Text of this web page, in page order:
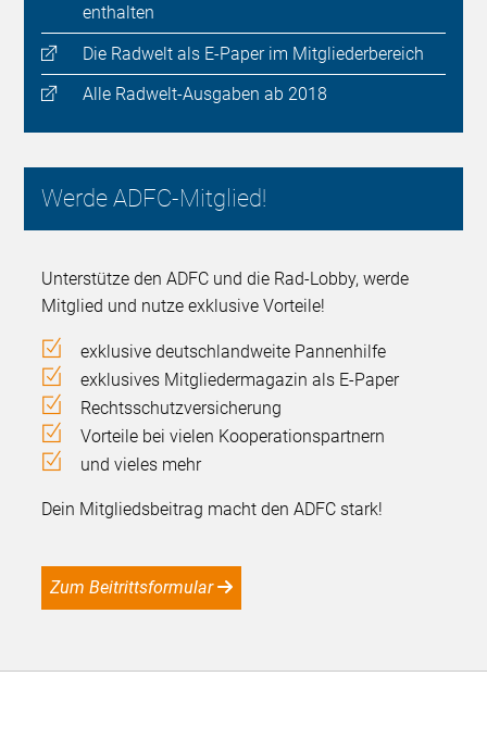
enthalten
Die Radwelt als E-Paper im Mitgliederbereich
Alle Radwelt-Ausgaben ab 2018
Werde ADFC-Mitglied!
Unterstütze den ADFC und die Rad-Lobby, werde
Mitglied und nutze exklusive Vorteile!
exklusive deutschlandweite Pannenhilfe
exklusives Mitgliedermagazin als E-Paper
Rechtsschutzversicherung
Vorteile bei vielen Kooperationspartnern
und vieles mehr
Dein Mitgliedsbeitrag macht den ADFC stark!
Zum Beitrittsformular